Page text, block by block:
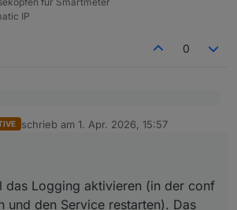
IP
0
werden meine Zählerständen
nicht zurückgesetzt.
nichts gemacht. Das Update auf
mit "oft" ist, es ist also kein rudimentäres
ist es, ab 23:58 Uhr werden die Zähler
geschieht aber nicht automatisch wie bei
und den Service restarten). Das gibt zwar
Tag, aber damit kannst du mal die
schrieb am 1. Apr. 2026, 15:57
zuletzt editiert von
das Logging aktivieren (in der conf
und den Service restarten). Das